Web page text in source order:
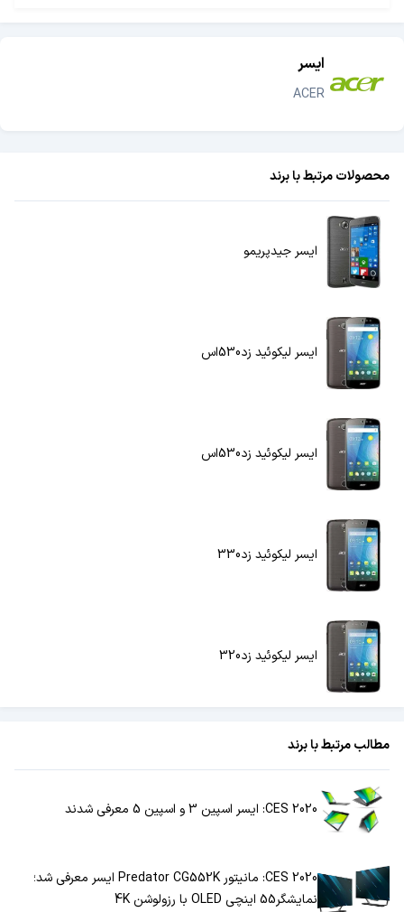
ایسر
ACER
محصولات مرتبط با برند
ایسر جیدپریمو
ایسر لیکوئید زد530اس
ایسر لیکوئید زد530اس
ایسر لیکوئید زد330
ایسر لیکوئید زد320
مطالب مرتبط با برند
CES 2020: ایسر اسپین 3 و اسپین 5 معرفی شدند
CES 2020: مانیتور Predator CG552K ایسر معرفی شد؛‌
نمایشگر55 اینچی OLED با رزولوشن 4K